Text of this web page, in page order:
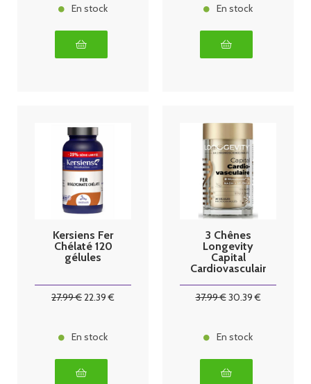
En stock En stock
Kersiens Fer
Chélaté 120
gélules
27.99€22.39 €
En stock
3 Chênes
Longevity
Capital
Cardiovasculair
37.99€30.39€
En stock